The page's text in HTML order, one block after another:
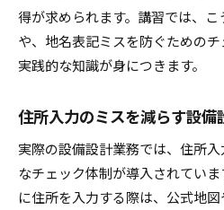
得が求められます。講習では、
や、地名表記ミスを防ぐためのチ
実践的な知識が身につきます。
住所入力のミスを減らす設備
実際の設備設計業務では、住所
なチェック体制が導入されてい
に住所を入力する際は、公式地